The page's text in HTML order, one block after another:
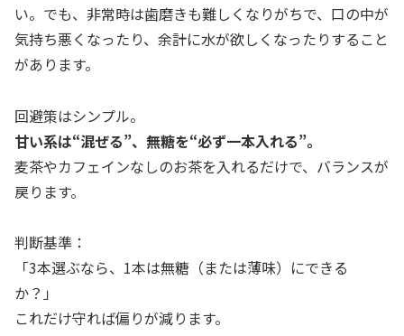
い。でも、非常時は歯磨きも難しくなりがちで、口の中が
気持ち悪くなったり、余計に水が欲しくなったりすること
があります。
回避策はシンプル。
甘い系は“混ぜる”、無糖を“必ず一本入れる”。
麦茶やカフェインなしのお茶を入れるだけで、バランスが
戻ります。
判断基準：
「3本選ぶなら、1本は無糖（または薄味）にできる
か？」
これだけ守れば偏りが減ります。